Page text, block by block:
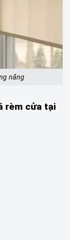
nắng
rèm cửa tại